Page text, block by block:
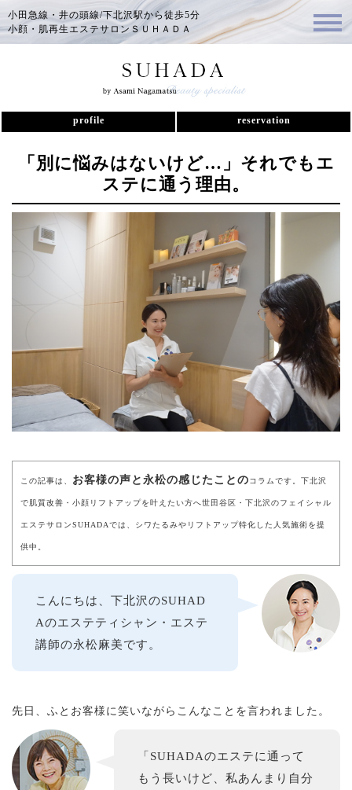
小田急線・井の頭線/下北沢駅から徒歩5分
小顔・肌再生エステサロンＳＵＨＡＤＡ
profile reservation
「別に悩みはないけど…」それでもエ
ステに通う理由。
この記事は、 お客様の声と永松の感じたことのコラムです。下北沢
で肌質改善・小顔リフトアップを叶えたい方へ世田谷区・下北沢のフェイシャル
エステサロンSUHADAでは、シワたるみやリフトアップ特化した人気施術を提
供中。
こんにちは、下北沢のSUHAD
Aのエステティシャン・エステ
講師の永松麻美です。
先日、ふとお客様に笑いながらこんなことを言われました。
「SUHADAのエステに通って
もう長いけど、私あんまり自分